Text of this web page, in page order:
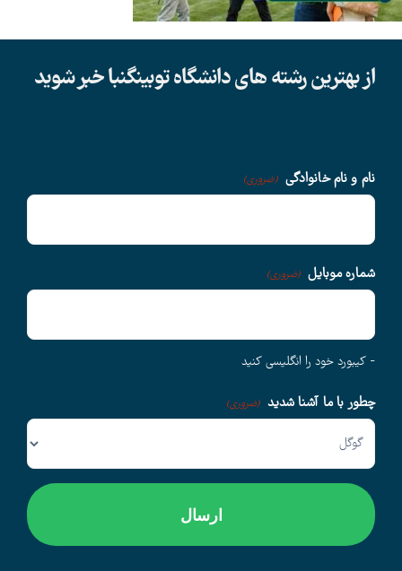
سوالات متداول
اخبار
از بهترین رشته های دانشگاه توبینگنبا خبر شوید
نام و نام خانوادگی (ضروری)
شماره موبایل (ضروری)
- کیبورد خود را انگلیسی کنید
چطور با ما آشنا شدید (ضروری)